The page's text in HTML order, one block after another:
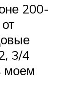
200-
3/4
моем